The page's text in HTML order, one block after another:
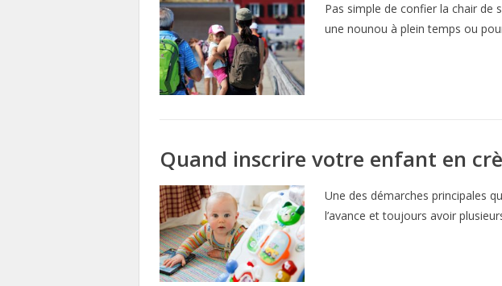
Pas simple de confier la chair de
une nounou à plein temps ou
Quand inscrire votre enfant en
Une des démarches principales
l’avance et toujours avoir